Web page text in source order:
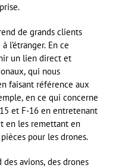
de grands clients
l’étranger. En ce
un lien direct et
qui nous
faisant référence aux
en ce qui concerne
et F-16 en entretenant
en les remettant en
pour les drones.
avions, des drones